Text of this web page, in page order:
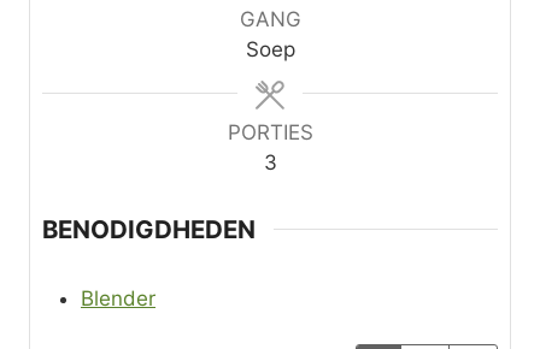
u
t
n
GANG
Soep
PORTIES
3
BENODIGDHEDEN
Blender